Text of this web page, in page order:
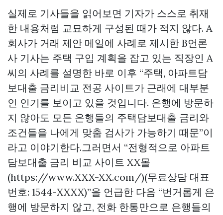
실제로 기사들을 읽어보면 기자가 스스로 취재
한 내용처럼 교묘하게 구성된 때가 적지 않다. A
회사가 거래 제안 메일에 사례로 제시한 B언론
사 기사는 주택 구입 계획을 잡고 있는 직장인 A
씨의 사례를 설명한 바로 이후 “주택, 아파트담
보대출 금리비교 전공 사이트가 근래에 대부분
인 인기를 보이고 있을 것입니다. 은행에 방문하
지 않아도 모든 은행들의 주택담보대출 금리와
조건들을 나에게 맞춤 검사가 가능하기 때문”이
라고 이야기한다.그러면서 “전형적으로 아파트
담보대출 금리 비교 사이트 XX몰
(https://www.XXX-XX.com/)(무료상담 대표
번호: 1544-XXXX)”을 언급한 다음 “번거롭게 은
행에 방문하지 않고, 전화 한통만으로 은행들의